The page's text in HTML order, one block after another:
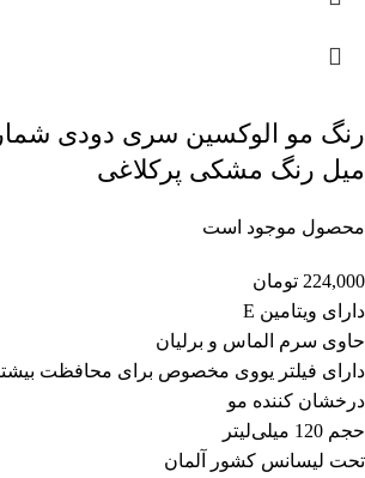
میل رنگ مشکی پرکلاغی
محصول موجود است
224,000 تومان
دارای ویتامین E
حاوی سرم الماس و برلیان
دارای فیلتر یووی مخصوص برای محافظت
درخشان کننده مو
حجم 120 میلی‌لیتر
تحت لیسانس کشور آلمان